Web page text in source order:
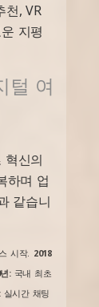
천, VR
지평
털 여
혁신의
하며 업
같습니
시작. 2018
:국내 최초
실시간 채팅